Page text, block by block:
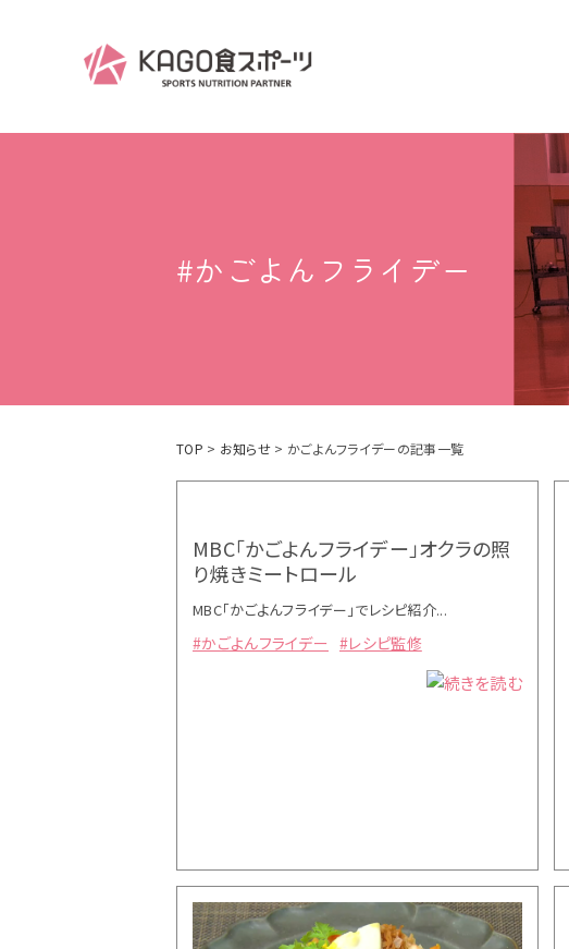
#かごよんフライデー
TOP > お知らせ > かごよんフライデーの記事一覧
MBC「かごよんフライデー」オクラの照
り焼きミートロール
MBC「かごよんフライデー」でレシピ紹介...
#かごよんフライデー #レシピ監修